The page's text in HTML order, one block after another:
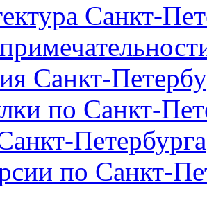
Санкт-
Санкт-
по Санкт-
Петербурга
по Санкт-